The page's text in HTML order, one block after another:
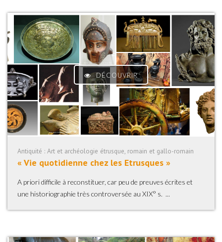
DÉCOUVRIR
Antiquité : Art et archéologie étrusque, romain et gallo-romain
« Vie quotidienne chez les Etrusques »
A priori difficile à reconstituer, car peu de preuves écrites et
une historiographie très controversée au XIX° s. ...